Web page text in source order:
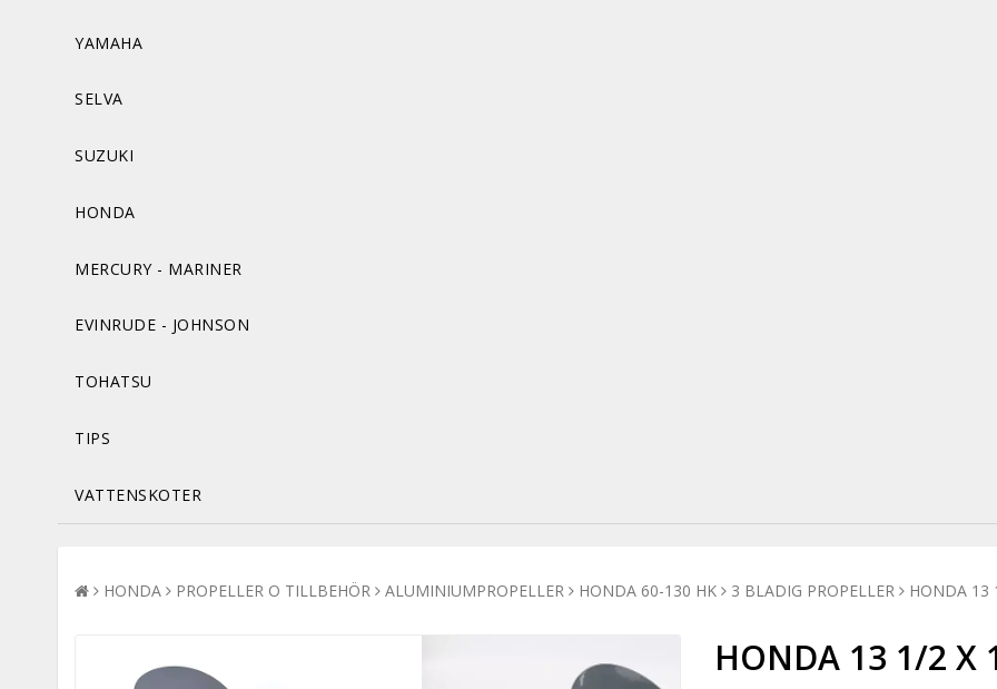
YAMAHA
SELVA
SUZUKI
HONDA
MERCURY - MARINER
EVINRUDE - JOHNSON
TOHATSU
TIPS
VATTENSKOTER
HONDA PROPELLER O TILLBEHÖR ALUMINIUMPROPELLER HONDA 60-130 HK 3 BLADIG PROPELLER HONDA 13
HONDA 13 1/2 X